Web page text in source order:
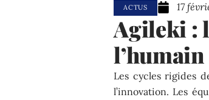
ACTUS 17
Agileki :
Les cycles rigides
l’innovation. Les